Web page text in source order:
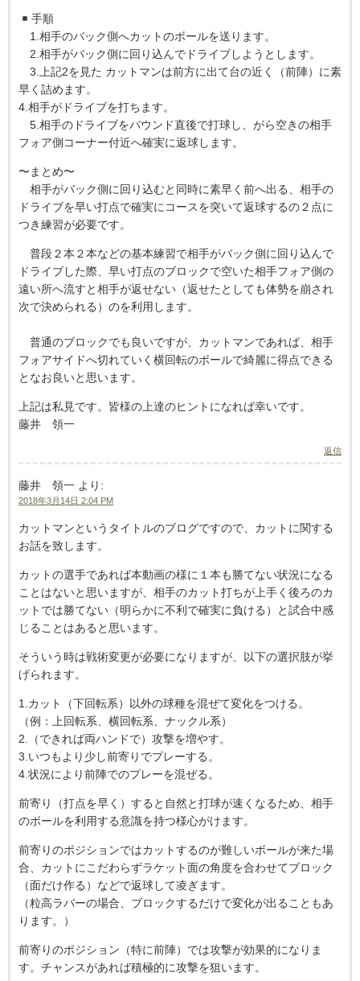
手順
1.相手のバック側へカットのボールを送ります。
2.相手がバック側に回り込んでドライブしようとします。
3.上記2を見た カットマンは前方に出て台の近く（前陣）に素
早く詰めます。
4.相手がドライブを打ちます。
5.相手のドライブをバウンド直後で打球し、がら空きの相手
フォア側コーナー付近へ確実に返球します。
〜まとめ〜
相手がバック側に回り込むと同時に素早く前へ出る、相手の
ドライブを早い打点で確実にコースを突いて返球するの２点に
つき練習が必要です。
普段２本２本などの基本練習で相手がバック側に回り込んで
ドライブした際、早い打点のブロックで空いた相手フォア側の
遠い所へ流すと相手が返せない（返せたとしても体勢を崩され
次で決められる）のを利用します。
普通のブロックでも良いですが、カットマンであれば、相手
フォアサイドへ切れていく横回転のボールで綺麗に得点できる
となお良いと思います。
上記は私見です。皆様の上達のヒントになれば幸いです。
藤井 領一
返信
藤井 領一 より:
2018年3月14日 2:04 PM
カットマンというタイトルのブログですので、カットに関する
お話を致します。
カットの選手であれば本動画の様に１本も勝てない状況になる
ことはないと思いますが、相手のカット打ちが上手く後ろのカ
ットでは勝てない（明らかに不利で確実に負ける）と試合中感
じることはあると思います。
そういう時は戦術変更が必要になりますが、以下の選択肢が挙
げられます。
1.カット（下回転系）以外の球種を混ぜて変化をつける。
（例：上回転系、横回転系、ナックル系）
2.（できれば両ハンドで）攻撃を増やす。
3.いつもより少し前寄りでプレーする。
4.状況により前陣でのプレーを混ぜる。
前寄り（打点を早く）すると自然と打球が速くなるため、相手
のボールを利用する意識を持つ様心がけます。
前寄りのポジションではカットするのが難しいボールが来た場
合、カットにこだわらずラケット面の角度を合わせてブロック
（面だけ作る）などで返球して凌ぎます。
（粒高ラバーの場合、ブロックするだけで変化が出ることもあ
ります。）
前寄りのポジション（特に前陣）では攻撃が効果的になりま
す。チャンスがあれば積極的に攻撃を狙います。